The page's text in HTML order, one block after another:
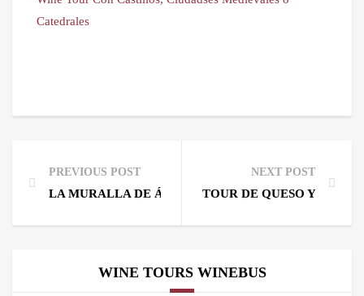
Catedrales
PREVIOUS POST
LA MURALLA DE ÁVILA CON VINO.
NEXT POST
TOUR DE QUESO Y VINO
WINE TOURS WINEBUS